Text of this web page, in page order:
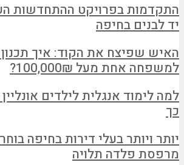
התקדמות בפרויקט ההתחדשות
יד לבנים בחיפה
האיש שפיצח את הקוד: איך
למשפחה אחת מעל 100,000₪?
למה לימוד אנגלית לילדים
כך
יותר ויותר בעלי דירות בחיפה
מרפסת פלדה תלויה